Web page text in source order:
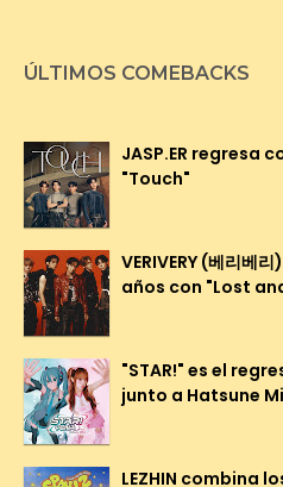
ÚLTIMOS COMEBACKS
JASP.ER regresa
"Touch"
VERIVERY (베리베
años con "Lost
"STAR!" es el
junto a Hatsune
LEZHIN combina